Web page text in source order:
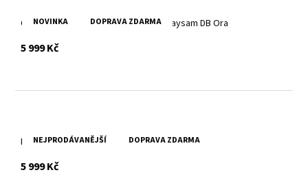
NOVINKA DOPRAVA ZDARMA
Oranžová pánská kožená bunda GMRaysam DB Ora
5 999 Kčs DPH
NEJPRODÁVANĚJŠÍ DOPRAVA ZDARMA
Pánská kožená bunda MMjorx
5 999 Kčs DPH